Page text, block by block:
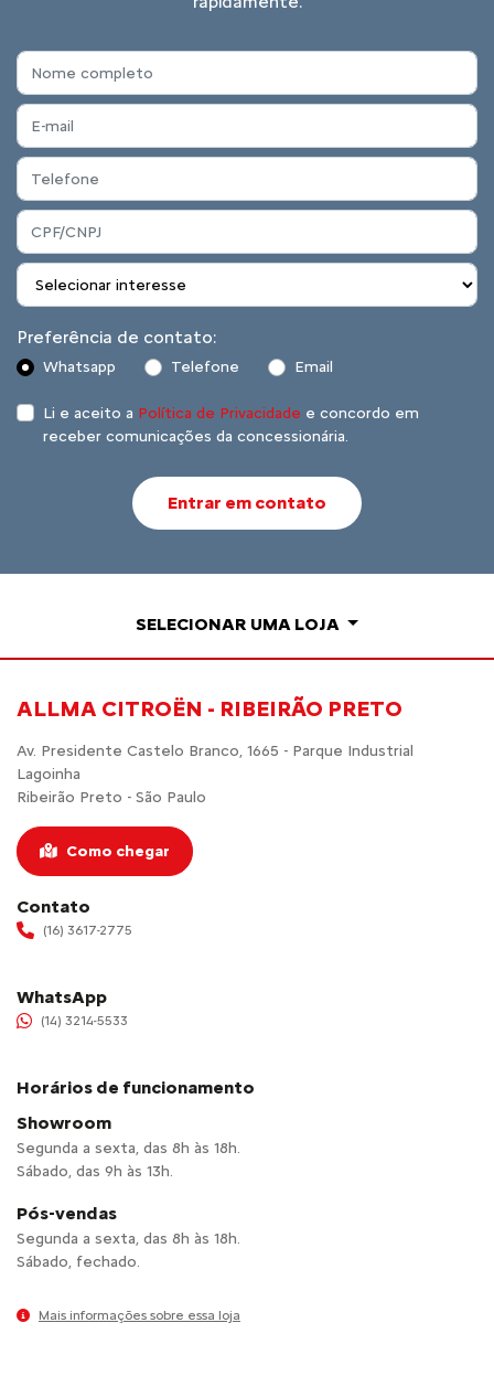
Preferência de contato:
Whatsapp Telefone Email
Li e aceito a Política de Privacidade e concordo em
receber comunicações da concessionária.
Entrar em contato
SELECIONAR UMA LOJA
ALLMA CITROËN - RIBEIRÃO PRETO
Av. Presidente Castelo Branco, 1665 - Parque Industrial
Lagoinha
Ribeirão Preto - São Paulo
Como chegar
Contato
(16) 3617-2775
WhatsApp
(14) 3214-5533
Horários de funcionamento
Showroom
Segunda a sexta, das 8h às 18h.
Sábado, das 9h às 13h.
Pós-vendas
Segunda a sexta, das 8h às 18h.
Sábado, fechado.
Mais informações sobre essa loja